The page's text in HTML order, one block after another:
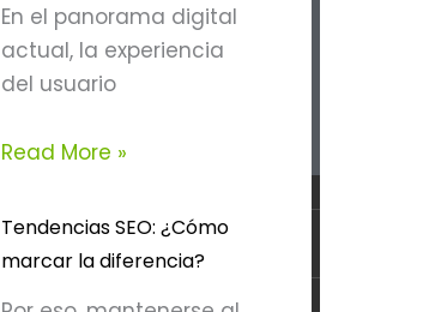
En el panorama digital
actual, la experiencia
del usuario
Read More »
Tendencias SEO: ¿Cómo
marcar la diferencia?